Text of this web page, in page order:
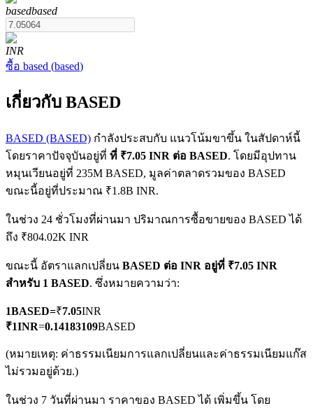
ฟิวเจอร์สที่ใช้ USDT เป็นหลักประกัน
ฟิวเจอร์ส COIN-M
ฟิวเจอร์สสกุลเงินดิจิทัล
TradFi
อนุพันธ์ของหุ้น ฟอเร็กซ์ โลหะมีค่า และสินค้าโภคภัณฑ์
basedbased
INR
ซื้อ based (based)
เกี่ยวกับ BASED
BASED (BASED) กำลังประสบกับ แนวโน้มขาขึ้น ในสัปดาห์นี้
โดยราคาปัจจุบันอยู่ที่ ที่ ₹7.05 INR ต่อ BASED. โดยมีอุปทาน
หมุนเวียนอยู่ที่ 235M BASED, มูลค่าตลาดรวมของ BASED
ขณะนี้อยู่ที่ประมาณ ₹1.8B INR.
ในช่วง 24 ชั่วโมงที่ผ่านมา ปริมาณการซื้อขายของ BASED ได้
ถึง ₹804.02K INR
ขณะนี้ อัตราแลกเปลี่ยน BASED ต่อ INR อยู่ที่ ₹7.05 INR
สำหรับ 1 BASED. ซึ่งหมายความว่า:
1BASED=₹7.05INR
₹1INR=0.14183109BASED
(หมายเหตุ: ค่าธรรมเนียมการแลกเปลี่ยนและค่าธรรมเนียมแก๊ส
ไม่รวมอยู่ด้วย.)
ในช่วง 7 วันที่ผ่านมา ราคาของ BASED ได้ เพิ่มขึ้น โดย